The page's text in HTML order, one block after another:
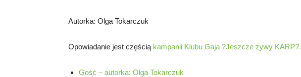
Autorka: Olga Tokarczuk
Opowiadanie jest częścią kampanii Klubu Gaja ?Jeszcze żywy KARP?.
Gość – autorka: Olga Tokarczuk